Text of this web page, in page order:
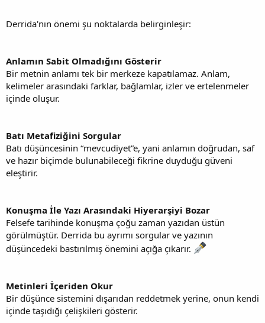
Derrida'nın önemi şu noktalarda belirginleşir:
Anlamın Sabit Olmadığını Gösterir
Bir metnin anlamı tek bir merkeze kapatılamaz. Anlam,
kelimeler arasındaki farklar, bağlamlar, izler ve ertelenmeler
içinde oluşur.
Batı Metafiziğini Sorgular
Batı düşüncesinin “mevcudiyet”e, yani anlamın doğrudan, saf
ve hazır biçimde bulunabileceği fikrine duyduğu güveni
eleştirir.
Konuşma İle Yazı Arasındaki Hiyerarşiyi Bozar
Felsefe tarihinde konuşma çoğu zaman yazıdan üstün
görülmüştür. Derrida bu ayrımı sorgular ve yazının
düşüncedeki bastırılmış önemini açığa çıkarır.
Metinleri İçeriden Okur
Bir düşünce sistemini dışarıdan reddetmek yerine, onun kendi
içinde taşıdığı çelişkileri gösterir.